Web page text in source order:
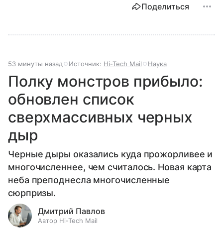
Поделиться
53 минуты назад Источник: Hi-Tech Mail Наука
Полку монстров прибыло:
обновлен список
сверхмассивных черных
дыр
Черные дыры оказались куда прожорливее и
многочисленнее, чем считалось. Новая карта
неба преподнесла многочисленные
сюрпризы.
Дмитрий Павлов
Автор Hi-Tech Mail